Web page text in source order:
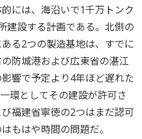
には、海沿いで1千万トンク
建設する計画である。北側の
る2つの製造基地は、すでに
防城港および広東省の湛江
響で予定より4年ほど遅れた
環としてその建設が許可さ
福建省寧徳の2つはまだ認可
もはや時間の問題だ。